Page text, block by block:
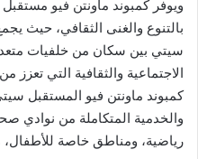
ويوفر كمبوند ماونتن فيو
بالتنوع والغنى الثقافي، حيث
سيتي بين سكان من خلفيات
الاجتماعية والثقافية التي
كمبوند ماونتن فيو المستقبل
والخدمية المتكاملة من نوادي
رياضية، ومناطق خاصة للأطفال،